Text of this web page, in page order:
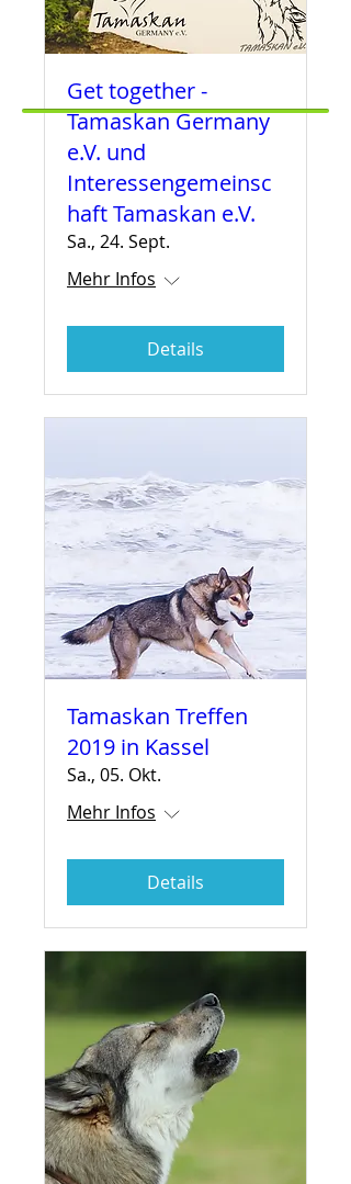
Get together -
Tamaskan Germany
e.V. und
Interessengemeinsc
haft Tamaskan e.V.
Sa., 24. Sept.
Mehr Infos
Details
Tamaskan Treffen
2019 in Kassel
Sa., 05. Okt.
Mehr Infos
Details